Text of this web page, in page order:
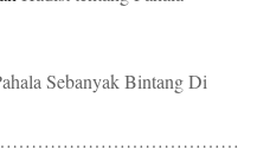
Sebanyak Bintang Di